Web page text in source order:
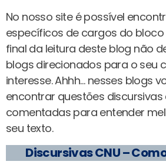
No nosso site é possível
específicos de cargos do bloco
final da leitura deste blog não
blogs direcionados para o seu
interesse. Ahhh… nesses blogs
encontrar questões
comentadas para entender
seu texto.
Discursivas CNU –